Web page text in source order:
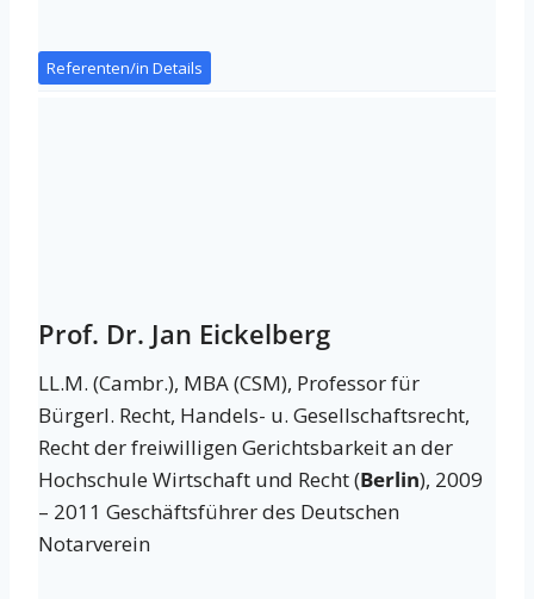
Referenten/in Details
Prof. Dr. Jan Eickelberg
LL.M. (Cambr.), MBA (CSM), Professor für
Bürgerl. Recht, Handels- u. Gesellschaftsrecht,
Recht der freiwilligen Gerichtsbarkeit an der
Hochschule Wirtschaft und Recht (Berlin), 2009
– 2011 Geschäftsführer des Deutschen
Notarverein